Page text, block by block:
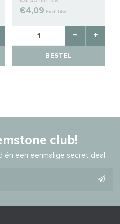
€4,09 Excl. btw
BESTEL
club!
een eenmalige secret deal